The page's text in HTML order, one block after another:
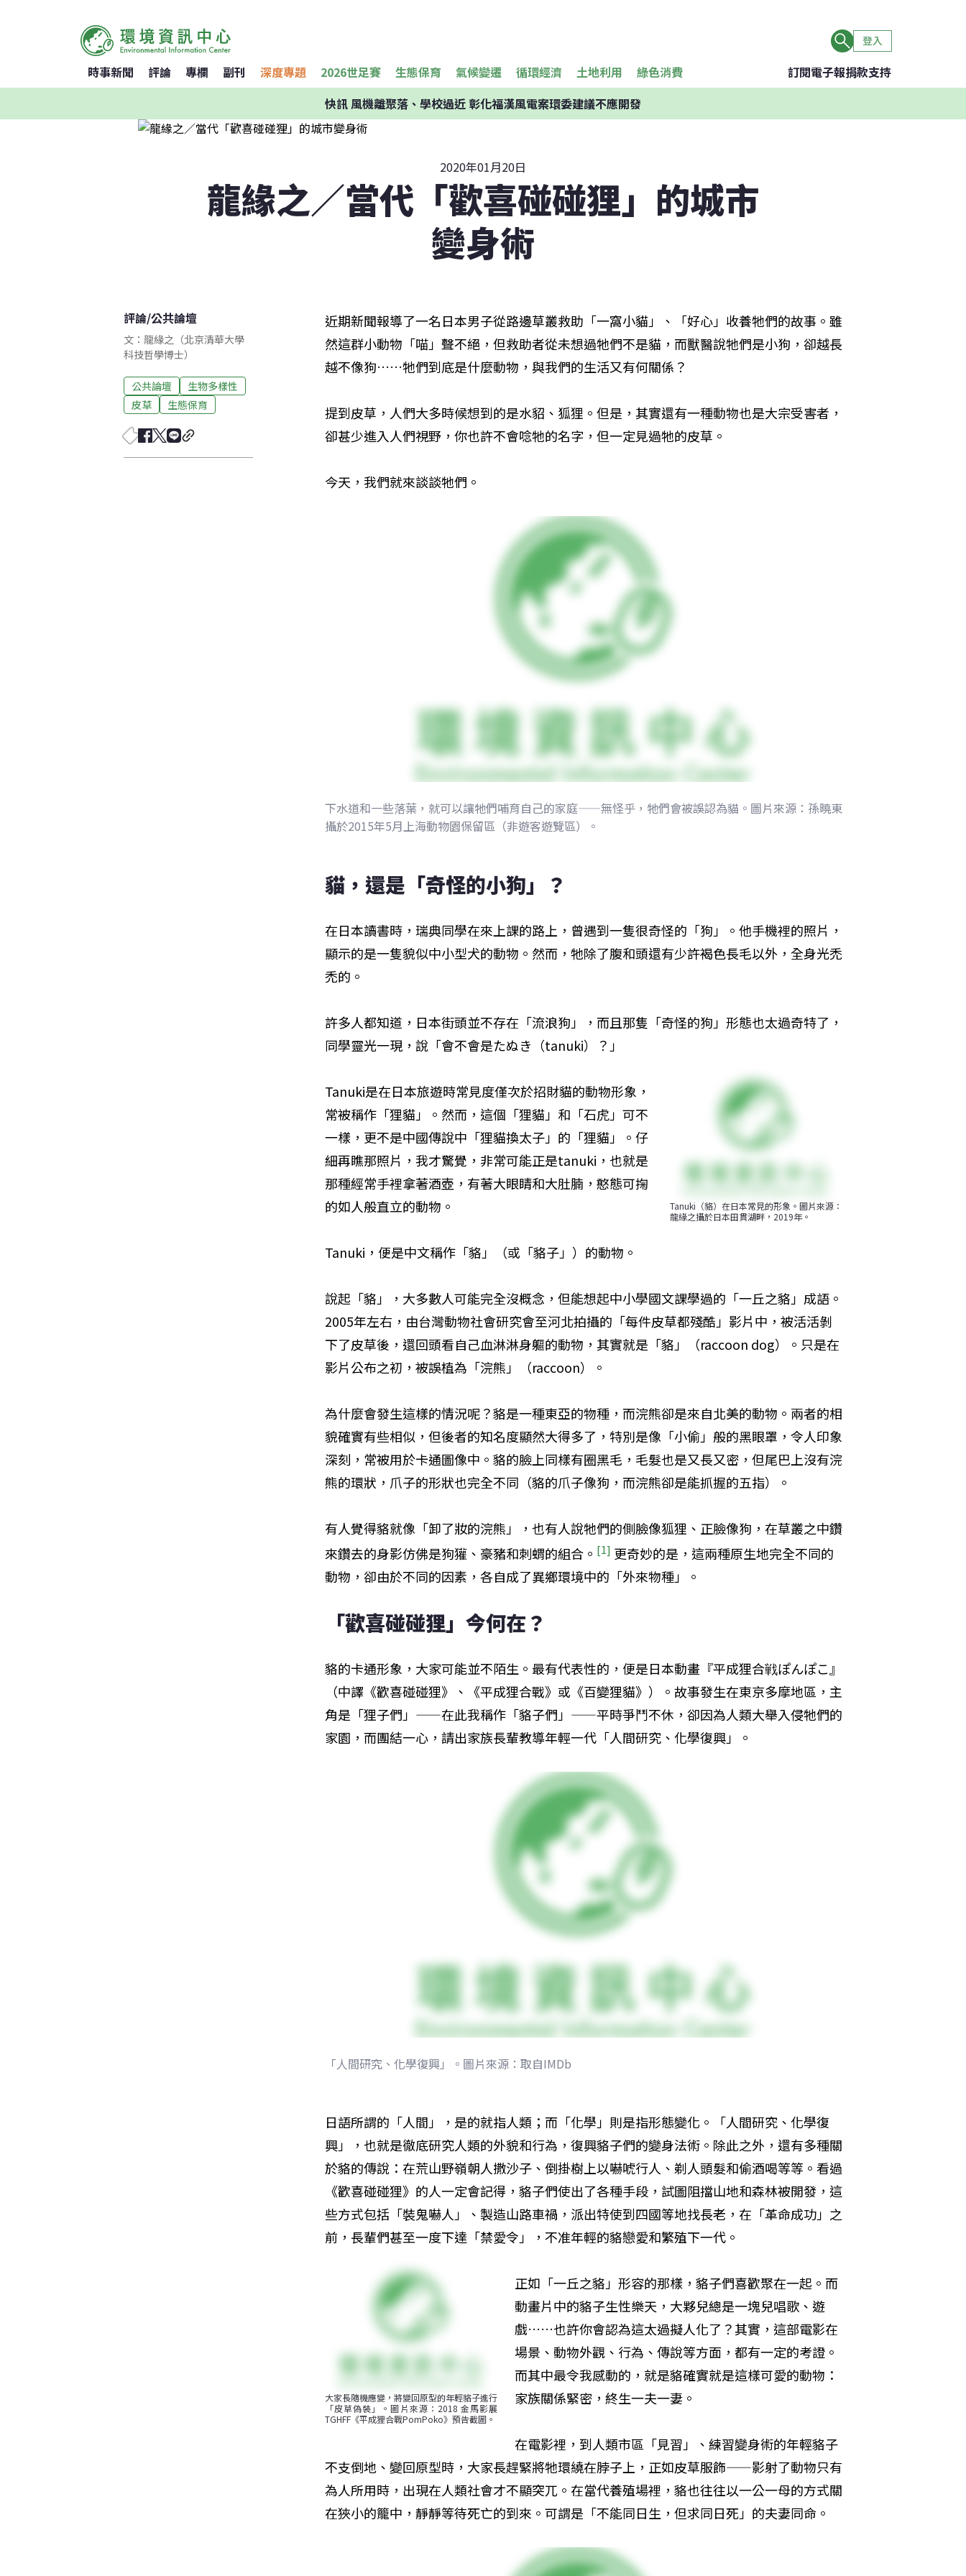
登入
時事新聞 評論 專欄 副刊 深度專題 2026世足賽 生態保育 氣候變遷 循環經濟 土地利用 綠色消費 訂閱電子報捐款支持
快訊風機離聚落、學校過近 彰化福漢風電案環委建議不應開發
2020年01月20日
龍緣之／當代「歡喜碰碰狸」的城市
變身術
評論/公共論壇
文：龍緣之（北京清華大學
科技哲學博士）
公共論壇
生物多樣性
皮草
生態保育
近期新聞報導了一名日本男子從路邊草叢救助「一窩小貓」、「好心」收養牠們的故事。雖
然這群小動物「喵」聲不絕，但救助者從未想過牠們不是貓，而獸醫說牠們是小狗，卻越長
越不像狗……牠們到底是什麼動物，與我們的生活又有何關係？
提到皮草，人們大多時候想到的是水貂、狐狸。但是，其實還有一種動物也是大宗受害者，
卻甚少進入人們視野，你也許不會唸牠的名字，但一定見過牠的皮草。
今天，我們就來談談牠們。
下水道和一些落葉，就可以讓牠們哺育自己的家庭——無怪乎，牠們會被誤認為貓。圖片來源：孫曉東
攝於2015年5月上海動物園保留區（非遊客遊覽區）。
貓，還是「奇怪的小狗」？
在日本讀書時，瑞典同學在來上課的路上，曾遇到一隻很奇怪的「狗」。他手機裡的照片，
顯示的是一隻貌似中小型犬的動物。然而，牠除了腹和頭還有少許褐色長毛以外，全身光禿
禿的。
許多人都知道，日本街頭並不存在「流浪狗」，而且那隻「奇怪的狗」形態也太過奇特了，
同學靈光一現，說「會不會是たぬき（tanuki）？」
Tanuki（貉）在日本常見的形象。圖片來源：
龍緣之攝於日本田貫湖畔，2019年。
Tanuki是在日本旅遊時常見度僅次於招財貓的動物形象，
常被稱作「狸貓」。然而，這個「狸貓」和「石虎」可不
一樣，更不是中國傳說中「狸貓換太子」的「狸貓」。仔
細再瞧那照片，我才驚覺，非常可能正是tanuki，也就是
那種經常手裡拿著酒壺，有著大眼睛和大肚腩，憨態可掬
的如人般直立的動物。
Tanuki，便是中文稱作「貉」（或「貉子」）的動物。
說起「貉」，大多數人可能完全沒概念，但能想起中小學國文課學過的「一丘之貉」成語。
2005年左右，由台灣動物社會研究會至河北拍攝的「每件皮草都殘酷」影片中，被活活剝
下了皮草後，還回頭看自己血淋淋身軀的動物，其實就是「貉」（raccoon dog）。只是在
影片公布之初，被誤植為「浣熊」（raccoon）。
為什麼會發生這樣的情況呢？貉是一種東亞的物種，而浣熊卻是來自北美的動物。兩者的相
貌確實有些相似，但後者的知名度顯然大得多了，特別是像「小偷」般的黑眼罩，令人印象
深刻，常被用於卡通圖像中。貉的臉上同樣有圈黑毛，毛髮也是又長又密，但尾巴上沒有浣
熊的環狀，爪子的形狀也完全不同（貉的爪子像狗，而浣熊卻是能抓握的五指）。
有人覺得貉就像「卸了妝的浣熊」，也有人說牠們的側臉像狐狸、正臉像狗，在草叢之中鑽
來鑽去的身影仿佛是狗獾、豪豬和刺蝟的組合。 [1] 更奇妙的是，這兩種原生地完全不同的
動物，卻由於不同的因素，各自成了異鄉環境中的「外來物種」。
「歡喜碰碰狸」今何在？
貉的卡通形象，大家可能並不陌生。最有代表性的，便是日本動畫『平成狸合戦ぽんぽこ』
（中譯《歡喜碰碰狸》、《平成狸合戰》或《百變狸貓》）。故事發生在東京多摩地區，主
角是「狸子們」——在此我稱作「貉子們」——平時爭鬥不休，卻因為人類大舉入侵牠們的
家園，而團結一心，請出家族長輩教導年輕一代「人間研究、化學復興」。
「人間研究、化學復興」。圖片來源：取自IMDb
日語所謂的「人間」，是的就指人類；而「化學」則是指形態變化。「人間研究、化學復
興」，也就是徹底研究人類的外貌和行為，復興貉子們的變身法術。除此之外，還有多種關
於貉的傳說：在荒山野嶺朝人撒沙子、倒掛樹上以嚇唬行人、剃人頭髮和偷酒喝等等。看過
《歡喜碰碰狸》的人一定會記得，貉子們使出了各種手段，試圖阻擋山地和森林被開發，這
些方式包括「裝鬼嚇人」、製造山路車禍，派出特使到四國等地找長老，在「革命成功」之
前，長輩們甚至一度下達「禁愛令」，不准年輕的貉戀愛和繁殖下一代。
大家長隨機應變，將變回原型的年輕貉子進行
「皮草偽裝」。圖片來源：2018 金馬影展
TGHFF《平成狸合戰PomPoko》預告截圖。
正如「一丘之貉」形容的那樣，貉子們喜歡聚在一起。而
動畫片中的貉子生性樂天，大夥兒總是一塊兒唱歌、遊
戲……也許你會認為這太過擬人化了？其實，這部電影在
場景、動物外觀、行為、傳說等方面，都有一定的考證。
而其中最令我感動的，就是貉確實就是這樣可愛的動物：
家族關係緊密，終生一夫一妻。
在電影裡，到人類市區「見習」、練習變身術的年輕貉子
不支倒地、變回原型時，大家長趕緊將牠環繞在脖子上，正如皮草服飾——影射了動物只有
為人所用時，出現在人類社會才不顯突兀。在當代養殖場裡，貉也往往以一公一母的方式關
在狹小的籠中，靜靜等待死亡的到來。可謂是「不能同日生，但求同日死」的夫妻同命。